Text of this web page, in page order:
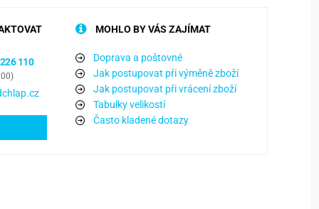
110
MOHLO BY VÁS ZAJÍMAT
Doprava a poštovné
Jak postupovat při výměně zboží
Jak postupovat při vrácení zboží
Tabulky velikostí
Často kladené dotazy